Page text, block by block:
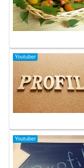
Youtuber
Youtuber